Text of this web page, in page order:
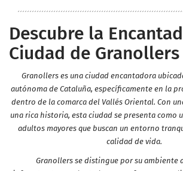
Descubre la
Ciudad de Granollers
Granollers es una ciudad encantadora
autónoma de Cataluña, específicamente en la
dentro de la comarca del Vallés Oriental. Con
una rica historia, esta ciudad se presenta como
adultos mayores que buscan un entorno
calidad de vida.
Granollers se distingue por su ambiente